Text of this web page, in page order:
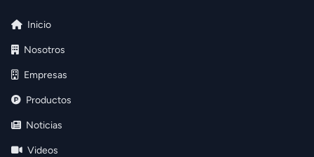
Inicio
Nosotros
Empresas
Productos
Noticias
Videos